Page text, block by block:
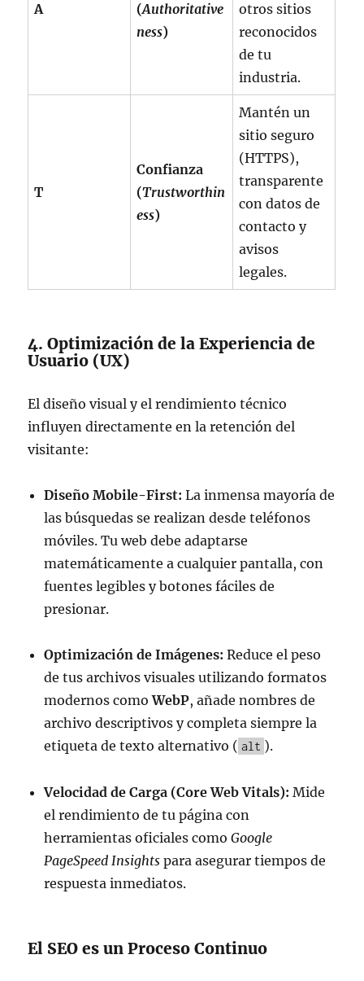
A
(Authoritative
ness)
otros sitios
reconocidos
de tu
industria.
T
Confianza
(Trustworthin
ess)
Mantén un
sitio seguro
(HTTPS),
transparente
con datos de
contacto y
avisos
legales.
4. Optimización de la Experiencia de
Usuario (UX)
El diseño visual y el rendimiento técnico
influyen directamente en la retención del
visitante:
Diseño Mobile-First: La inmensa mayoría de
las búsquedas se realizan desde teléfonos
móviles. Tu web debe adaptarse
matemáticamente a cualquier pantalla, con
fuentes legibles y botones fáciles de
presionar.
Optimización de Imágenes: Reduce el peso
de tus archivos visuales utilizando formatos
modernos comoWebP, añade nombres de
archivo descriptivos y completa siempre la
etiqueta de texto alternativo ( alt ).
Velocidad de Carga (Core Web Vitals): Mide
el rendimiento de tu página con
herramientas oficiales comoGoogle
PageSpeed Insights para asegurar tiempos de
respuesta inmediatos.
El SEO es un Proceso Continuo